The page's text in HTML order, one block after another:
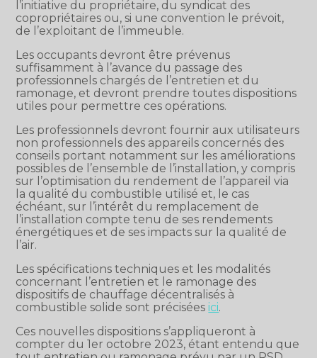
l’initiative du propriétaire, du syndicat des
copropriétaires ou, si une convention le prévoit,
de l’exploitant de l’immeuble.
Les occupants devront être prévenus
suffisamment à l’avance du passage des
professionnels chargés de l’entretien et du
ramonage, et devront prendre toutes dispositions
utiles pour permettre ces opérations.
Les professionnels devront fournir aux utilisateurs
non professionnels des appareils concernés des
conseils portant notamment sur les améliorations
possibles de l’ensemble de l’installation, y compris
sur l’optimisation du rendement de l’appareil via
la qualité du combustible utilisé et, le cas
échéant, sur l’intérêt du remplacement de
l’installation compte tenu de ses rendements
énergétiques et de ses impacts sur la qualité de
l’air.
Les spécifications techniques et les modalités
concernant l’entretien et le ramonage des
dispositifs de chauffage décentralisés à
combustible solide sont préciséesici.
Ces nouvelles dispositions s’appliqueront à
compter du 1er octobre 2023, étant entendu que